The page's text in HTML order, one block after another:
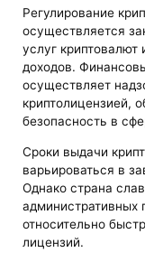
Регулирование
осуществляется
услуг
доходов.
осуществляет
криптолицензией,
безопасность в
Сроки выдачи
варьироваться в
Однако страна
административных
относительно
лицензий.